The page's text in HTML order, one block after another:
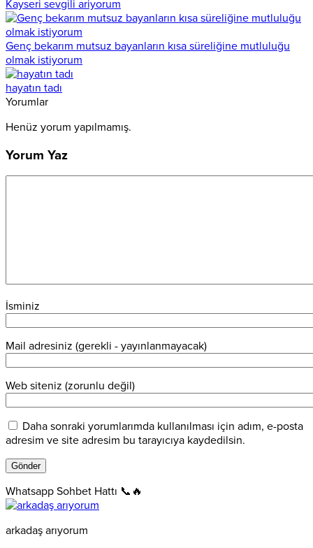
Kayseri sevgili ariyorum
Genç bekarım mutsuz bayanların kısa süreliğine mutluluğu
olmak istiyorum
hayatın tadı
Yorumlar
Henüz yorum yapılmamış.
Yorum Yaz
İsminiz
Mail adresiniz (gerekli - yayınlanmayacak)
Web siteniz (zorunlu değil)
Daha sonraki yorumlarımda kullanılması için adım, e-posta
adresim ve site adresim bu tarayıcıya kaydedilsin.
Whatsapp Sohbet Hattı 📞🔥
arkadaş arıyorum